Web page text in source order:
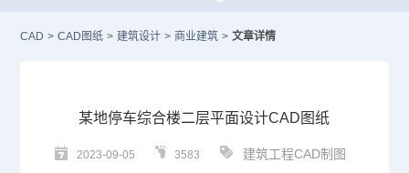
CAD > CAD图纸 > 建筑设计 > 商业建筑 > 文章详情
某地停车综合楼二层平面设计CAD图纸
2023-09-05 3583 建筑工程CAD制图